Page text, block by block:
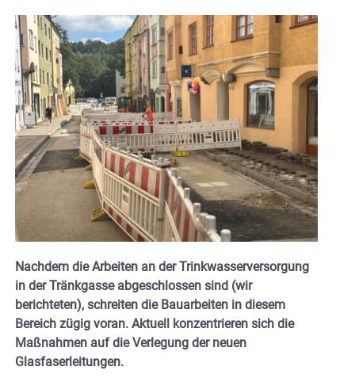
Nachdem die Arbeiten an der Trinkwasserversorgung
in der Tränkgasse abgeschlossen sind (wir
berichteten), schreiten die Bauarbeiten in diesem
Bereich zügig voran. Aktuell konzentrieren sich die
Maßnahmen auf die Verlegung der neuen
Glasfaserleitungen.